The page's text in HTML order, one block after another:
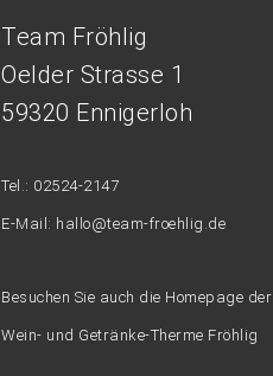
Team Fröhlig
Oelder Strasse 1
59320 Ennigerloh
Tel.: 02524-2147
E-Mail: hallo@team-froehlig.de
Besuchen Sie auch die Homepage der
Wein- und Getränke-Therme Fröhlig